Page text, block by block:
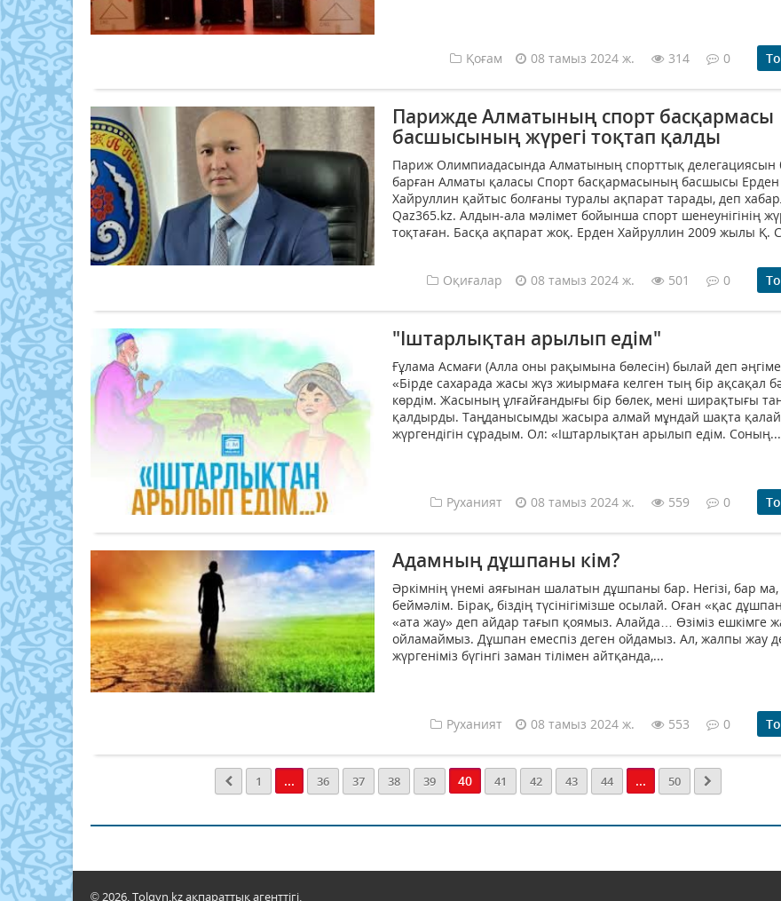
Қоғам 08 тамыз 2024 ж. 314 0
Парижде Алматының спорт басқармасы
басшысының жүрегі тоқтап қалды
Париж Олимпиадасында Алматының спорттық делегациясын
барған Алматы қаласы Спорт басқармасының басшысы Ерден
Хайруллин қайтыс болғаны туралы ақпарат тарады, деп
Qaz365.kz. Алдын-ала мәлімет бойынша спорт шенеунігінің
тоқтаған. Басқа ақпарат жоқ. Ерден Хайруллин 2009 жылы Қ.
Оқиғалар 08 тамыз 2024 ж. 501 0
"Іштарлықтан арылып едім"
Ғұлама Асмағи (Алла оны рақымына бөлесін) былай деп
«Бірде сахарада жасы жүз жиырмаға келген тың бір ақсақал
көрдім. Жасының ұлғайғандығы бір бөлек, мені ширақтығы
қалдырды. Таңданысымды жасыра алмай мұндай шақта
жүргендігін сұрадым. Ол: «Іштарлықтан арылып едім. Соның...
Руханият 08 тамыз 2024 ж. 559 0
Адамның дұшпаны кім?
Әркімнің үнемі аяғынан шалатын дұшпаны бар. Негізі, бар
беймәлім. Бірақ, біздің түсінігімізше осылай. Оған «қас
«ата жау» деп айдар тағып қоямыз. Алайда… Өзіміз ешкімге
ойламаймыз. Дұшпан емеспіз деген ойдамыз. Ал, жалпы жау
жүргеніміз бүгінгі заман тілімен айтқанда,...
Руханият 08 тамыз 2024 ж. 553 0
1 ... 36 37 38 39 40 41 42 43 44 ... 50
© 2026. Tolqyn.kz ақпараттық агенттігі.